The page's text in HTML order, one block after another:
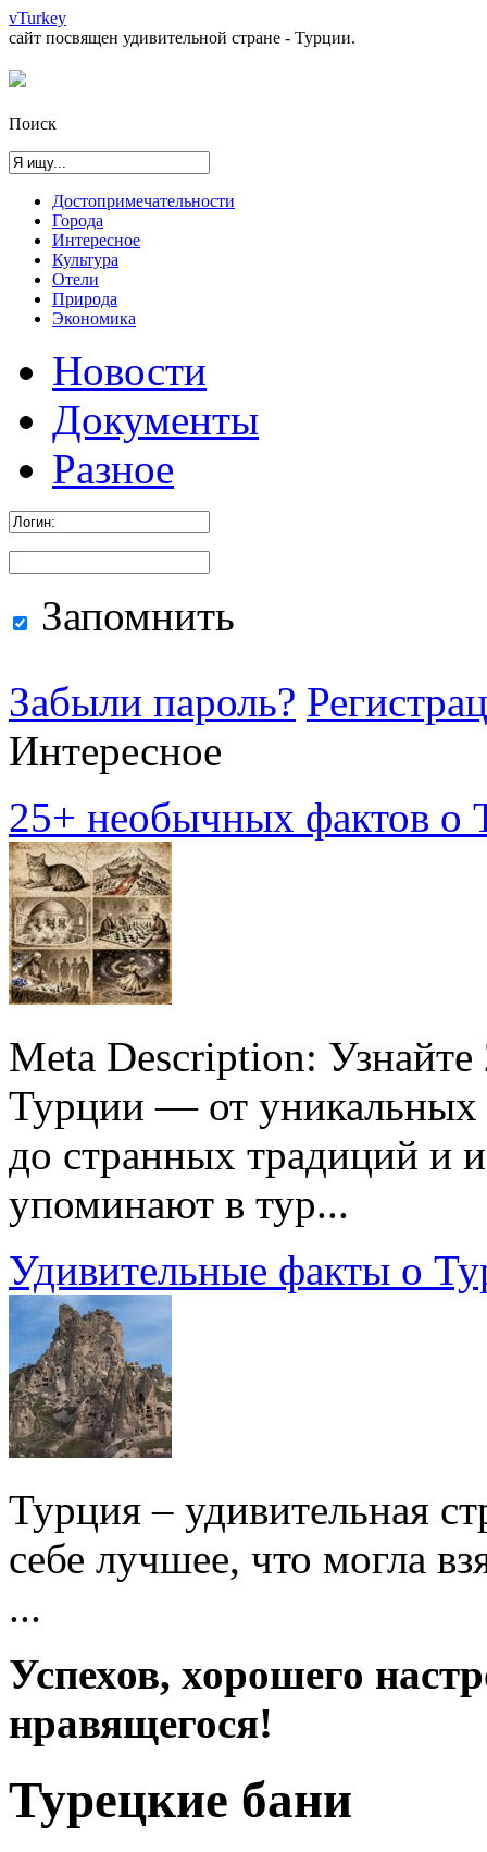
vTurkey
сайт посвящен удивительной стране - Турции.
Поиск
Достопримечательности
Города
Интересное
Культура
Отели
Природа
Экономика
Новости
Документы
Разное
Запомнить
Забыли пароль?
Интересное
25+ необычных фактов о
Meta Description:
Турции — от уникальных
до странных традиций и
упоминают в тур...
Удивительные факты о
Турция – удивительная
себе лучшее, что могла
...
Успехов, хорошего
нравящегося!
Турецкие бани